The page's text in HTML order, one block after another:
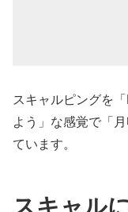
スキャルピングを
よう」な感覚で「
ています。
スキャル